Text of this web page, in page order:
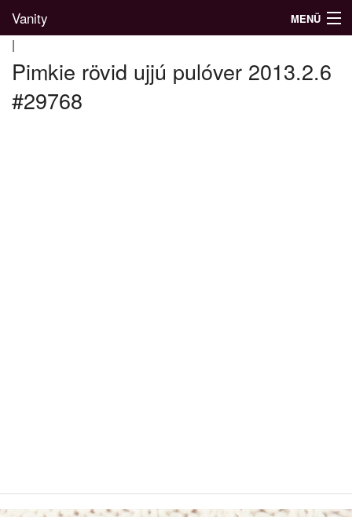
Vanity MENÜ
Divatblog
|
Pimkie rövid ujjú pulóver 2013.2.6
#29768